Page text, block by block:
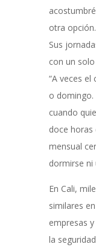
otra
Sus
con un
“A veces
o domingo.
cuando
doce
mensual
dormirse ni
En Cali,
similares
empresas
la